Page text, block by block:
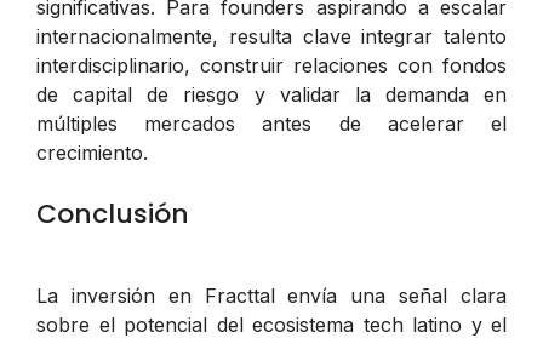
significativas. Para founders aspirando a escalar
internacionalmente, resulta clave integrar talento
interdisciplinario, construir relaciones con fondos
de capital de riesgo y validar la demanda en
múltiples mercados antes de acelerar el
crecimiento.
Conclusión
La inversión en Fracttal envía una señal clara
sobre el potencial del ecosistema tech latino y el